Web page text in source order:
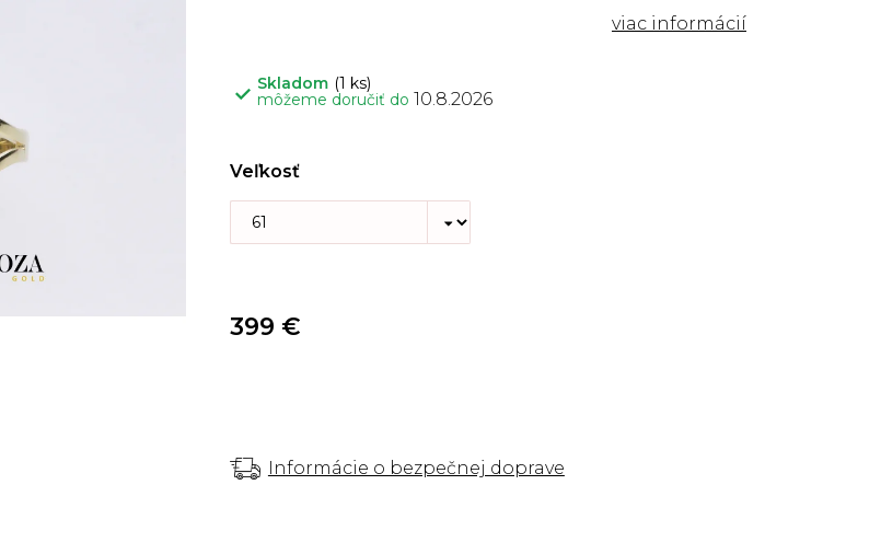
Skladom (1 ks)
môžeme doručiť do 10.8.2026
Veľkosť
Informácie o bezpečnej doprave
399 €